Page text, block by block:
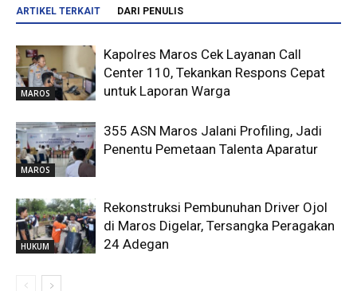
ARTIKEL TERKAIT DARI PENULIS
MAROS
Kapolres Maros Cek Layanan Call
Center 110, Tekankan Respons Cepat
untuk Laporan Warga
MAROS
355 ASN Maros Jalani Profiling, Jadi
Penentu Pemetaan Talenta Aparatur
HUKUM
Rekonstruksi Pembunuhan Driver Ojol
di Maros Digelar, Tersangka Peragakan
24 Adegan